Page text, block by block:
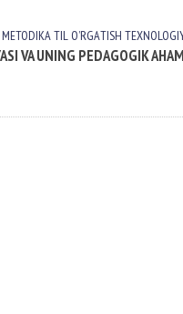
TIL OʼRGАTISH
VA UNING PEDAGOGIK